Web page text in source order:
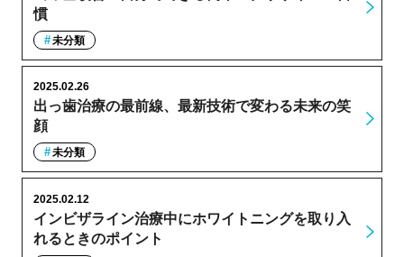
慣
未分類
出っ歯治療の最前線、最新技術で変わる未来の笑
顔
2025.02.26
未分類
インビザライン治療中にホワイトニングを取り入
れるときのポイント
2025.02.12